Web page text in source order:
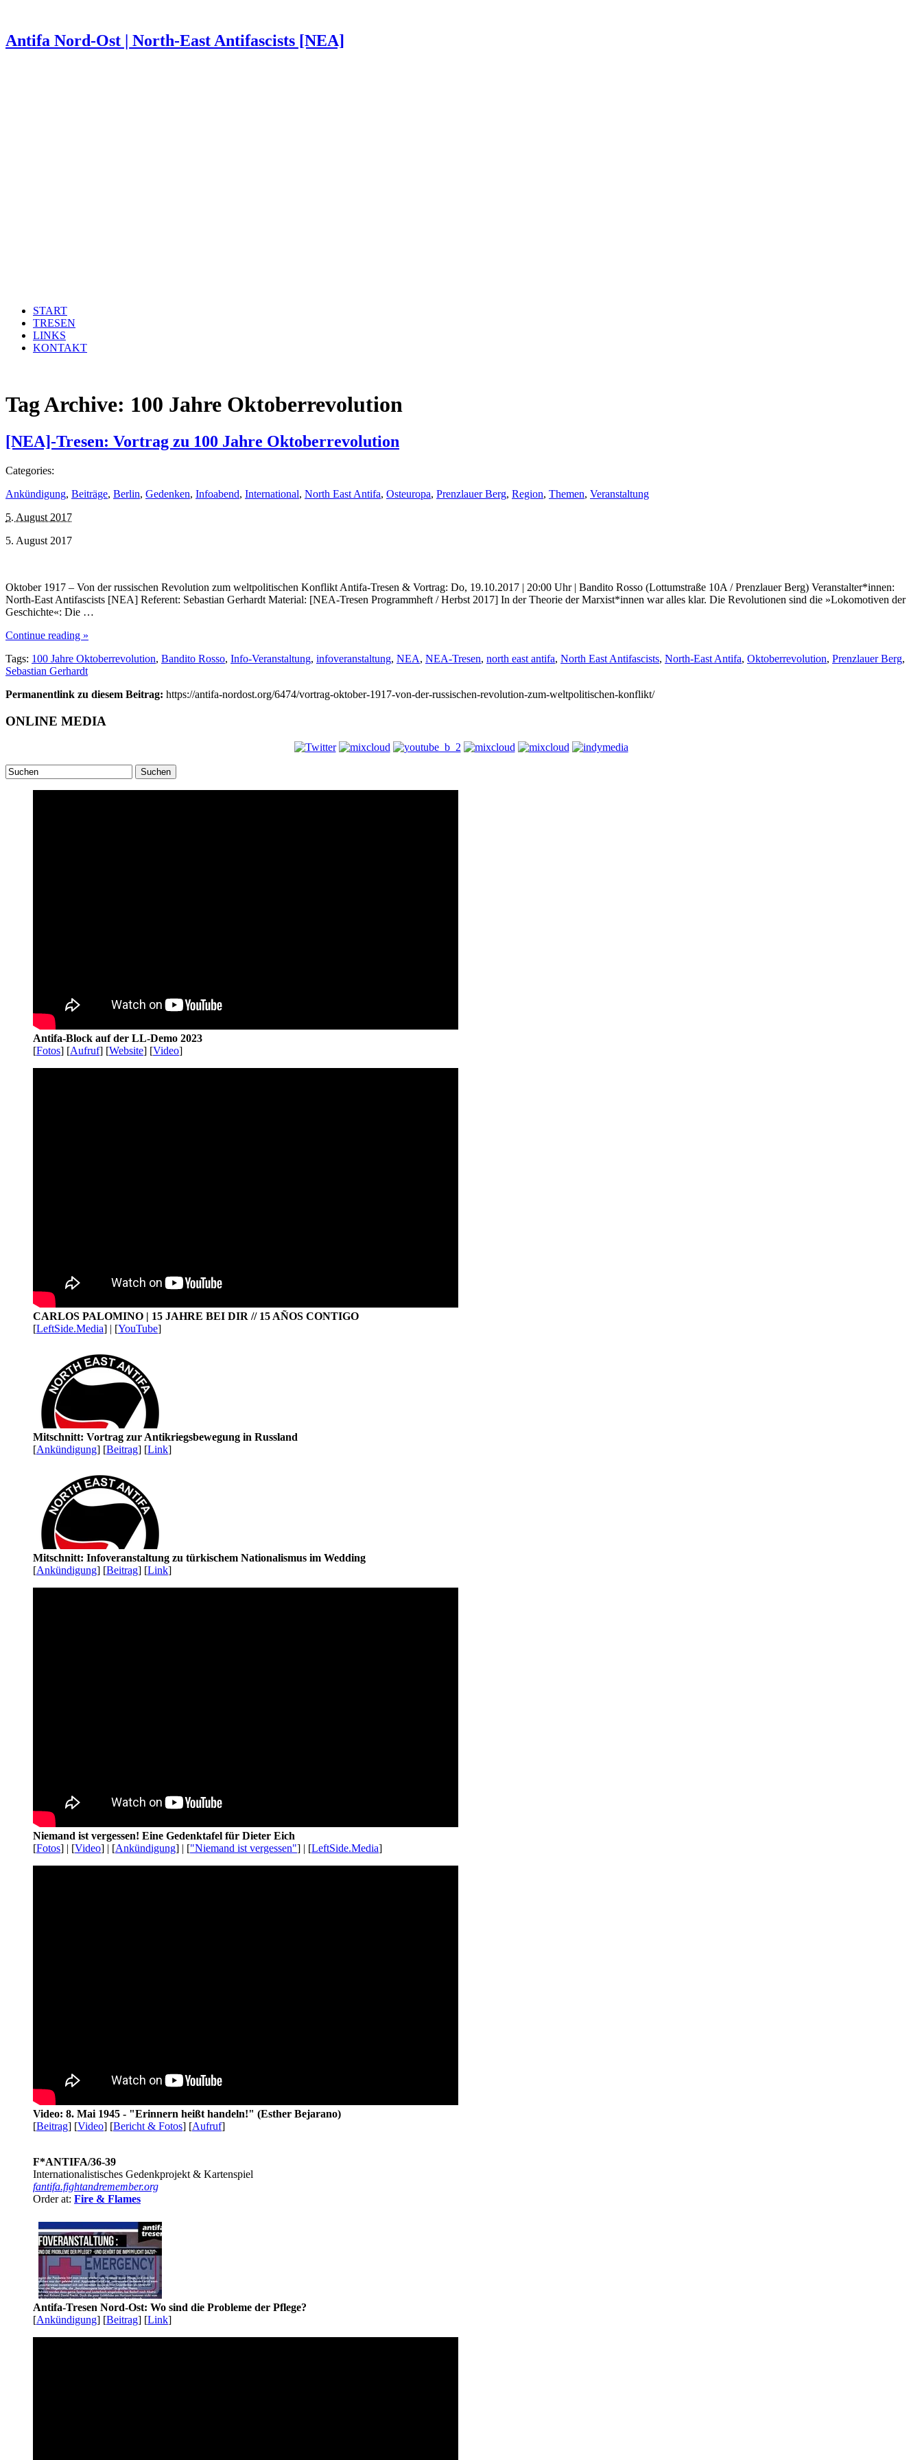
Antifa Nord-Ost | North-East Antifascists [NEA]
START
TRESEN
LINKS
KONTAKT
Tag Archive: 100 Jahre Oktoberrevolution
[NEA]-Tresen: Vortrag zu 100 Jahre Oktoberrevolution
Categories:
Ankündigung, Beiträge, Berlin, Gedenken, Infoabend, International, North East Antifa, Osteuropa, Prenzlauer Berg, Region, Themen, Veranstaltung
5. August 2017
5. August 2017
Oktober 1917 – Von der russischen Revolution zum weltpolitischen Konflikt Antifa-Tresen & Vortrag: Do, 19.10.2017 | 20:00 Uhr | Bandito Rosso (Lottumstraße 10A / Prenzlauer Berg) Veranstalter*innen:
North-East Antifascists [NEA] Referent: Sebastian Gerhardt Material: [NEA-Tresen Programmheft / Herbst 2017] In der Theorie der Marxist*innen war alles klar. Die Revolutionen sind die »Lokomotiven der
Geschichte«: Die …
Continue reading »
Tags: 100 Jahre Oktoberrevolution, Bandito Rosso, Info-Veranstaltung, infoveranstaltung, NEA, NEA-Tresen, north east antifa, North East Antifascists, North-East Antifa, Oktoberrevolution, Prenzlauer Berg,
Sebastian Gerhardt
Permanentlink zu diesem Beitrag: https://antifa-nordost.org/6474/vortrag-oktober-1917-von-der-russischen-revolution-zum-weltpolitischen-konflikt/
ONLINE MEDIA
Suchen
Antifa-Block auf der LL-Demo 2023
[Fotos] [Aufruf] [Website] [Video]
CARLOS PALOMINO | 15 JAHRE BEI DIR // 15 AÑOS CONTIGO
[LeftSide.Media] | [YouTube]
Mitschnitt: Vortrag zur Antikriegsbewegung in Russland
[Ankündigung] [Beitrag] [Link]
Mitschnitt: Infoveranstaltung zu türkischem Nationalismus im Wedding
[Ankündigung] [Beitrag] [Link]
Niemand ist vergessen! Eine Gedenktafel für Dieter Eich
[Fotos] | [Video] | [Ankündigung] | ["Niemand ist vergessen"] | [LeftSide.Media]
Video: 8. Mai 1945 - "Erinnern heißt handeln!" (Esther Bejarano)
[Beitrag] [Video] [Bericht & Fotos] [Aufruf]
F*ANTIFA/36-39
Internationalistisches Gedenkprojekt & Kartenspiel
fantifa.fightandremember.org
Order at: Fire & Flames
Antifa-Tresen Nord-Ost: Wo sind die Probleme der Pflege?
[Ankündigung] [Beitrag] [Link]